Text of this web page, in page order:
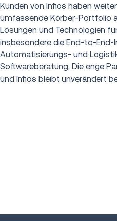
Kunden von Infios haben
umfassende Körber-Portfolio
Lösungen und Technologien
insbesondere die End-to-End-
Automatisierungs- und
Softwareberatung. Die enge
und Infios bleibt unverändert